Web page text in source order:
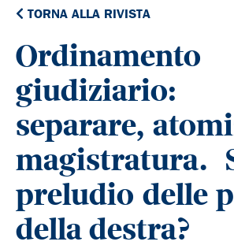
TORNA ALLA RIVISTA
Ordinamento
giudiziario:
separare,
magistratura.
preludio delle
della destra?